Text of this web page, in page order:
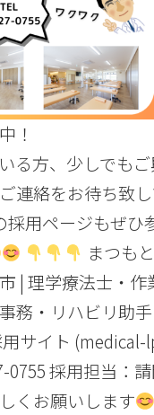
！
る方、少しでも
連絡をお待ち致
採用ページもぜひ
まつも
| 理学療法士・作
務・リハビリ助
サイト (medical-
採用担当：
くお願いします